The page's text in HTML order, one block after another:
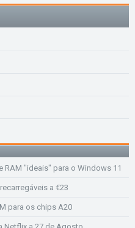
RAM "ideais" para o Windows 11
a €23
para os chips A20